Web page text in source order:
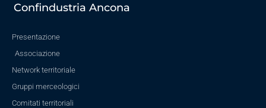
Confindustria Ancona
Presentazione
Associazione
Network territoriale
Gruppi merceologici
Comitati territoriali